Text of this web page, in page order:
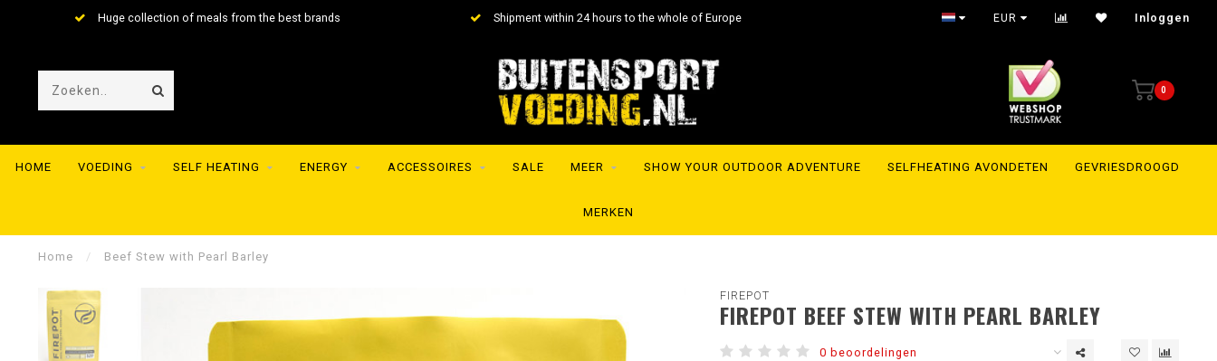
Huge collection of meals from the best brands Shipment within 24 hours to the whole of Europe EUR Inloggen
0
HOME VOEDING SELF HEATING ENERGY ACCESSOIRES SALE MEER SHOW YOUR OUTDOOR ADVENTURE SELFHEATING AVONDETEN GEVRIESDROOGD
MERKEN
Home / Beef Stew with Pearl Barley
FIREPOT
FIREPOT BEEF STEW WITH PEARL BARLEY
0 beoordelingen